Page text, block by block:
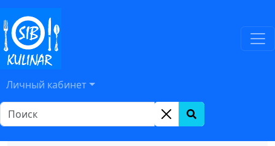
Личный кабинет